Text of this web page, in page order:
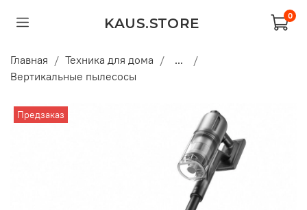
KAUS.STORE 0
Главная Техника для дома
...
Вертикальные пылесосы
Предзаказ